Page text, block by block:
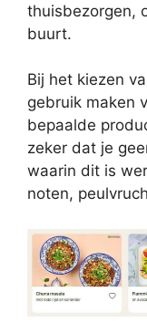
thuisbezorgen,
buurt.
Bij het kiezen
gebruik maken
bepaalde
zeker dat je
waarin dit is
noten,